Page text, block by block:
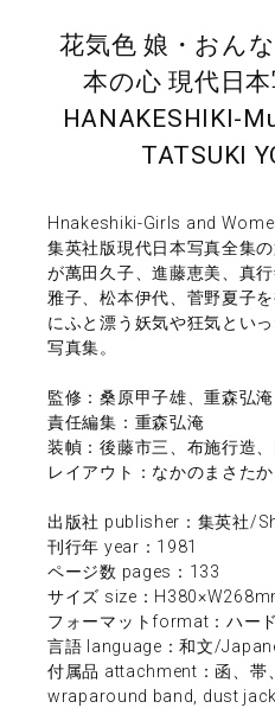
花気色 娘・おん
本の心 現代日
HANAKESHIKI-
TATSUKI
Hnakeshiki-Girls and
集英社版現代日本写真全集
が萬田久子、進藤恵美、真
雅子、松本伊代、菅野夏子
にふと漂う妖気や狂気とい
写真集。
監修：桑原甲子雄、重森弘淹
責任編集：重森弘淹
装幀：後藤市三、布施行造
レイアウト：なかのまさた
出版社 publisher：集英社/
刊行年 year：1981
ページ数 pages：133
サイズ size：
フォーマットformat：ハー
言語 language：和文/
付属品 attachment：函、
wraparound band, dust